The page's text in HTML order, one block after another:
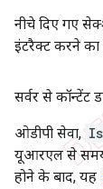
नीचे दिए गए
इंटरैक्ट करने का
सर्वर से कॉन्टेंट
ओडीपी सेवा,
यूआरएल से समय-
होने के बाद, यह